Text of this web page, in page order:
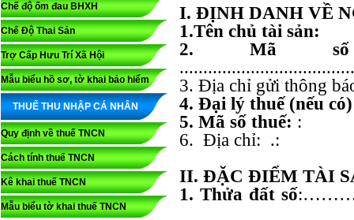
Chế độ ốm đau BHXH
Chế Độ Thai Sản
Trợ Cấp Hưu Trí Xã Hội
Mẫu biểu hồ sơ, tờ khai bảo hiểm
THUẾ THU NHẬP CÁ NHÂN
Quy định về thuế TNCN
Cách tính thuế TNCN
Kê khai thuế TNCN
Mẫu biểu tờ khai thuế TNCN
I. ĐỊNH DANH VỀ
1.Tên chủ tài sản:
2. Mã số
3. Địa chỉ gửi thông
4. Đại lý thuế (nếu
5. Mã số thuế: :
6. Địa chỉ: .:
II. ĐẶC ĐIỂM TÀI
1. Thửa đất số